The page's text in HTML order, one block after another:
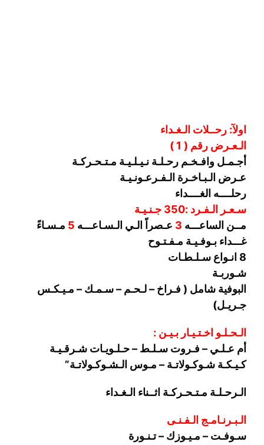
اولآ: رحــلات الـغـداء
الـعـرض رقم ( 1 )
أجـمـل وافـخـم رحـلـة نـيـلـيـة مـتـحـركـة
عـرض الـبـاخـرة الـفـرعـونـيـة
رحلــــه الغــــداء
سـعـر الـفـرد :350 جـنـيـة
مــن الساعـــه 3 عـصراً الـي الـسـاعـــه 5 مـسـاءً
غـــداء بـوفـيـة مـفـتـوح
8 انـواع سـلـطـات
شـوربـة
البوفية شامل ( فـراخ – لـحـم – سـمـك – مـيـكـس
جـريـل)
الـحـلـو اخـتـيـار بـيـن :
أم عـلـي – فـروت سـلـط – حـلـويـات شـرقـيـة
كـيـكـة شـوكـولاتـة – مـوس الـشـوكـولاتـة”
الـرحـلـة مـتـحـركـة اثــناء الـغـداء
الـبـرنـامـج الـفـنـى
سـوفـت – مـيـوزك – تـنـورة